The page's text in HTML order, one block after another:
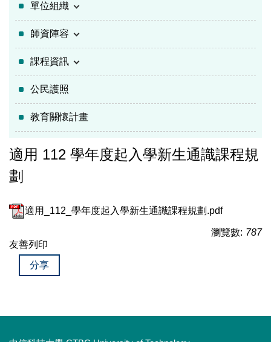
單位組織
師資陣容
課程資訊
公民護照
教育關懷計畫
適用 112 學年度起入學新生通識課程規
劃
適用_112_學年度起入學新生通識課程規劃.pdf
瀏覽數: 787
友善列印
分享